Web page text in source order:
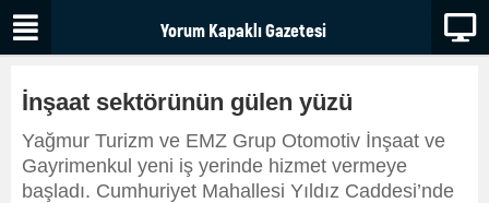
İnşaat sektörünün gülen yüzü
Yağmur Turizm ve EMZ Grup Otomotiv İnşaat ve
Gayrimenkul yeni iş yerinde hizmet vermeye
başladı. Cumhuriyet Mahallesi Yıldız Caddesi’nde